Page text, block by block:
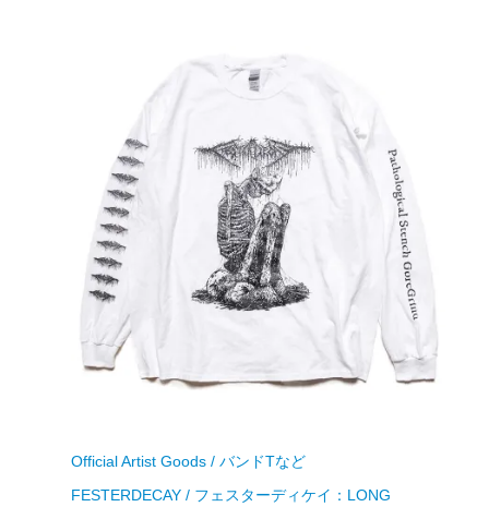
Official Artist Goods / バンドTなど
FESTERDECAY / フェスターディケイ：LONG